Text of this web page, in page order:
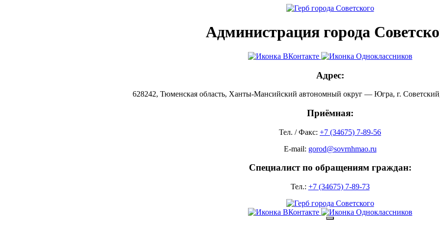
Администрация города
Адрес:
628242, Тюменская область, Ханты-Мансийский автономный округ — Югра, г.
Приёмная:
Тел. / Факс: +7 (34675) 7-89-56
E-mail: gorod@sovrnhmao.ru
Специалист по обращениям граждан:
Тел.: +7 (34675) 7-89-73